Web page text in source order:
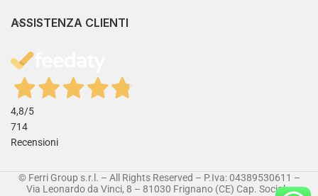
ASSISTENZA CLIENTI
4,8/5
714
Recensioni
© Ferri Group s.r.l. – All Rights Reserved – P.Iva: 04389530611 –
Via Leonardo da Vinci, 8 – 81030 Frignano (CE) Cap. Sociale: